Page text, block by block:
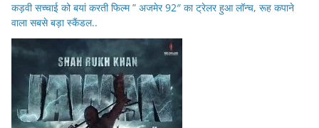
कड़वी सच्चाई को बयां करती फिल्म ” अजमेर 92″ का ट्रेलर हुआ लॉन्च, रूह कपाने
वाला सबसे बड़ा स्कैंडल..